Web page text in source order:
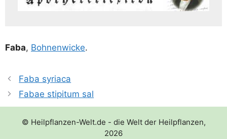
Faba, Boh­nen­wi­cke.
Faba syriaca
Fabae stipitum sal
© Heilpflanzen-Welt.de - die Welt der Heilpflanzen,
2026